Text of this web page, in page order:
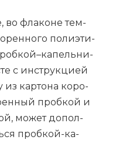
во фла­ко­не тем­
по­ли­эти­
с ин­струк­ци­ей
кар­то­на ко­ро­
проб­кой и
мо­жет до­пол­
проб­кой-ка­